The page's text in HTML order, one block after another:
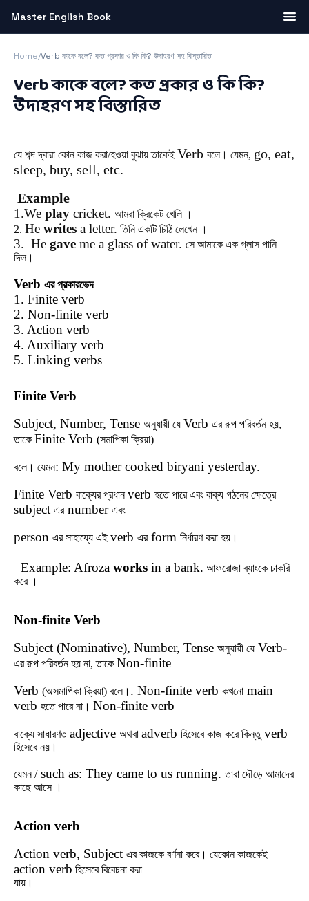
Master English Book
Home/Verb কাকে বলে? কত প্রকার ও কি কি? উদাহরণ সহ বিস্তারিত
Verb কাকে বলে? কত প্রকার ও কি কি?
উদাহরণ সহ বিস্তারিত
যে শব্দ দ্বারা কোন কাজ করা/হওয়া বুঝায় তাকেই Verb বলে। যেমন, go, eat,
sleep, buy, sell, etc.
Example
1.We play cricket. আমরা ক্রিকেট খেলি ।
2. He writes a letter. তিনি একটি চিঠি লেখেন ।
3. He gave me a glass of water. সে আমাকে এক গ্লাস পানি
দিল।
Verb এর প্রকারভেদ
1. Finite verb
2. Non-finite verb
3. Action verb
4. Auxiliary verb
5. Linking verbs
Finite Verb
Subject, Number, Tense অনুযায়ী যে Verb এর রূপ পরিবর্তন হয়,
তাকে Finite Verb (সমাপিকা ক্রিয়া)
বলে। যেমন: My mother cooked biryani yesterday.
Finite Verb বাক্যের প্রধান verb হতে পারে এবং বাক্য গঠনের ক্ষেত্রে
subject এরnumber এবং
person এর সাহায্যে এই verb এরform নির্ধারণ করা হয়।
Example: Afroza works in a bank. আফরোজা ব্যাংকে চাকরি
করে ।
Non-finite Verb
Subject (Nominative), Number, Tense অনুযায়ী যে Verb-
এর রূপ পরিবর্তন হয় না,তাকে Non-finite
Verb (অসমাপিকা ক্রিয়া) বলে। . Non-finite verb কখনো main
verb হতে পারে না। Non-finite verb
বাক্যে সাধারণত adjective অথবা adverb হিসেবে কাজ করে কিন্তুverb
হিসেবে নয়।
যেমন /such as: They came to us running.তারা দৌড়ে আমাদের
কাছে আসে ।
Action verb
Action verb, Subject এর কাজকে বর্ণনা করে। যেকোন কাজকেই
action verb হিসেবে বিবেচনা করা
যায়।